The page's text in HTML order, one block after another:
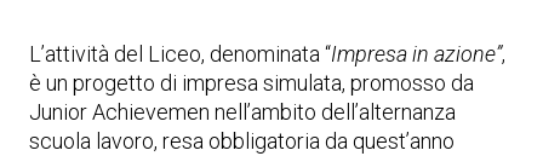
L’attività del Liceo, denominata “Impresa in azione”,
è un progetto di impresa simulata, promosso da
Junior Achievemen nell’ambito dell’alternanza
scuola lavoro, resa obbligatoria da quest’anno